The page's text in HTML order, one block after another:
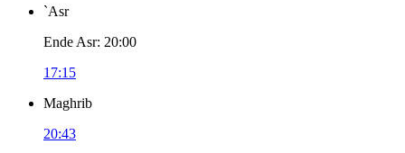
`Asr
Ende Asr: 20:00
17:15
Maghrib
20:43